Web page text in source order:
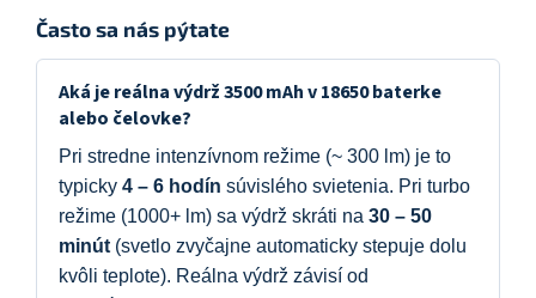
Často sa nás pýtate
Aká je reálna výdrž 3500 mAh v 18650 baterke
alebo čelovke?
Pri stredne intenzívnom režime (~ 300 lm) je to
typicky 4 – 6 hodín súvislého svietenia. Pri turbo
režime (1000+ lm) sa výdrž skráti na 30 – 50
minút (svetlo zvyčajne automaticky stepuje dolu
kvôli teplote). Reálna výdrž závisí od